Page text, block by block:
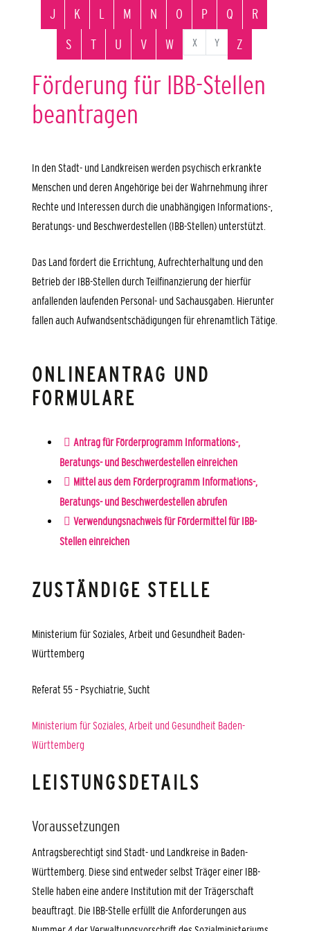
J
K L M N O P Q
R
S
T U V W X Y Z
Förderung für IBB-Stellen
beantragen
In den Stadt- und Landkreisen werden psychisch erkrankte
Menschen und deren Angehörige bei der Wahrnehmung ihrer
Rechte und Interessen durch die unabhängigen Informations-,
Beratungs- und Beschwerdestellen (IBB-Stellen) unterstützt.
Das Land fördert die Errichtung, Aufrechterhaltung und den
Betrieb der IBB-Stellen durch Teilfinanzierung der hierfür
anfallenden laufenden Personal- und Sachausgaben. Hierunter
fallen auch Aufwandsentschädigungen für ehrenamtlich Tätige.
ONLINEANTRAG UND
FORMULARE
Antrag für Förderprogramm Informations-,
Beratungs- und Beschwerdestellen einreichen
Mittel aus dem Förderprogramm Informations-,
Beratungs- und Beschwerdestellen abrufen
Verwendungsnachweis für Fördermittel für IBB-
Stellen einreichen
ZUSTÄNDIGE STELLE
Ministerium für Soziales, Arbeit und Gesundheit Baden-
Württemberg
Referat 55 – Psychiatrie, Sucht
Ministerium für Soziales, Arbeit und Gesundheit Baden-
Württemberg
LEISTUNGSDETAILS
Voraussetzungen
Antragsberechtigt sind Stadt- und Landkreise in Baden-
Württemberg. Diese sind entweder selbst Träger einer IBB-
Stelle haben eine andere Institution mit der Trägerschaft
beauftragt. Die IBB-Stelle erfüllt die Anforderungen aus